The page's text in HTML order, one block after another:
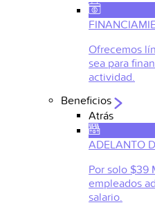
Ofrecemos
sea para
actividad.
Beneficios
Atrás
ADELANTO
Por solo $39
empleados
salario.